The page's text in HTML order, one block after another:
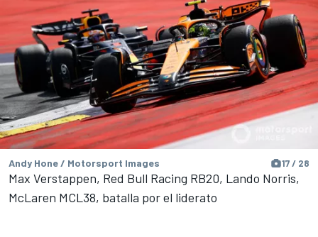
Andy Hone / Motorsport Images 17 / 28
Max Verstappen, Red Bull Racing RB20, Lando Norris,
McLaren MCL38, batalla por el liderato